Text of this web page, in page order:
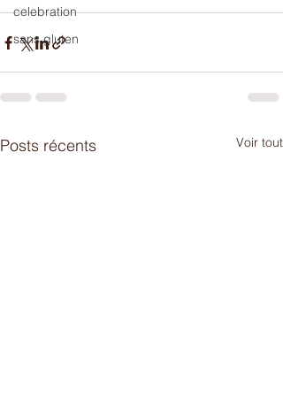
celebration
sans gluten
Posts récents Voir tout